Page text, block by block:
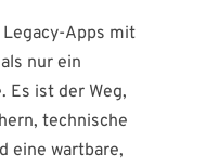
Apps mit
nur ein
Es ist der Weg,
technische
eine wartbare,